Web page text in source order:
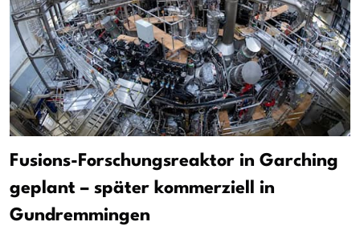
Fusions-Forschungsreaktor in Garching
geplant – später kommerziell in
Gundremmingen